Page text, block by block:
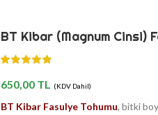
BT Kibar (Magnum Cinsi)
650,00TL (KDV Dahil)
BT Kibar Fasulye Tohumu, bitki